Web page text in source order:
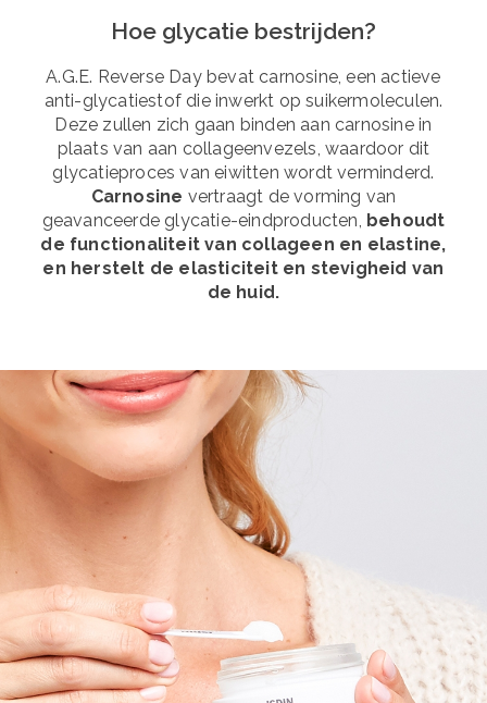
Hoe glycatie bestrijden?
A.G.E. Reverse Day bevat carnosine, een actieve
anti-glycatiestof die inwerkt op suikermoleculen.
Deze zullen zich gaan binden aan carnosine in
plaats van aan collageenvezels, waardoor dit
glycatieproces van eiwitten wordt verminderd.
Carnosine vertraagt de vorming van
geavanceerde glycatie-eindproducten, behoudt
de functionaliteit van collageen en elastine,
en herstelt de elasticiteit en stevigheid van
de huid.